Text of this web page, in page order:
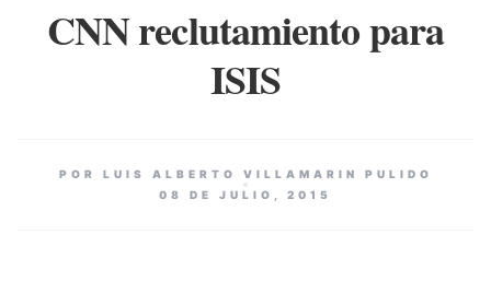
CNN reclutamiento para
ISIS
POR LUIS ALBERTO VILLAMARIN PULIDO
08 DE JULIO, 2015